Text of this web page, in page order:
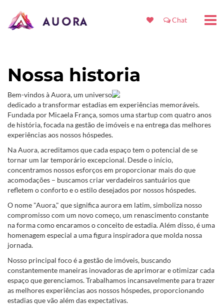
Chat
Nossa historia
Bem-vindos à Auora, um universo
dedicado a transformar estadias em experiências memoráveis.
Fundada por Micaela França, somos uma startup com quatro anos
de história, focada na gestão de imóveis e na entrega das melhores
experiências aos nossos hóspedes.
Na Auora, acreditamos que cada espaço tem o potencial de se
tornar um lar temporário excepcional. Desde o início,
concentramos nossos esforços em proporcionar mais do que
acomodações – buscamos criar verdadeiros santuários que
refletem o conforto e o estilo desejados por nossos hóspedes.
O nome "Auora," que significa aurora em latim, simboliza nosso
compromisso com um novo começo, um renascimento constante
na forma como encaramos o conceito de estadia. Além disso, é uma
homenagem especial a uma figura inspiradora que molda nossa
jornada.
Nosso principal foco é a gestão de imóveis, buscando
constantemente maneiras inovadoras de aprimorar e otimizar cada
espaço que gerenciamos. Trabalhamos incansavelmente para trazer
as melhores experiências aos nossos hóspedes, proporcionando
estadias que vão além das expectativas.